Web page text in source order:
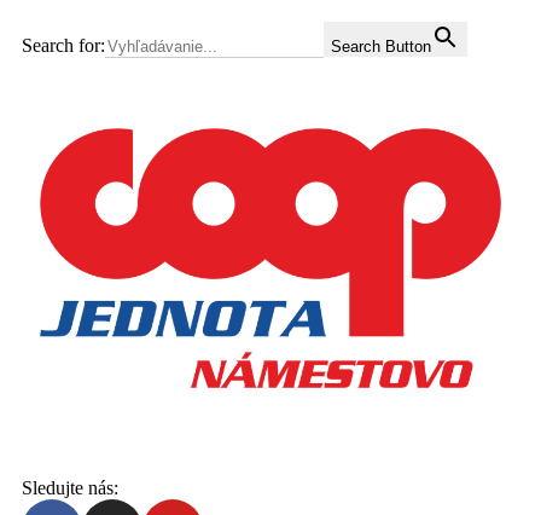
Search for: Search Button
Sledujte nás: